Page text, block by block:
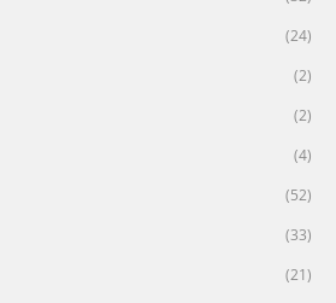
(24)
(2)
(2)
(4)
(52)
(33)
(21)